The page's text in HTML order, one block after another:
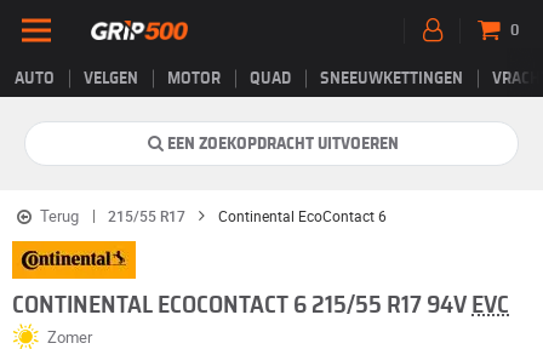
AUTO VELGEN MOTOR QUAD SNEEUWKETTINGEN
0
EEN ZOEKOPDRACHT UITVOEREN
Terug 215/55 R17 Continental EcoContact 6
CONTINENTAL ECOCONTACT 6 215/55 R17 94V EVC
Zomer